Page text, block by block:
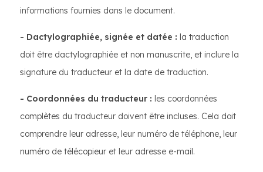
informations fournies dans le document.
- Dactylographiée, signée et datée : la traduction
doit être dactylographiée et non manuscrite, et inclure la
signature du traducteur et la date de traduction.
- Coordonnées du traducteur : les coordonnées
complètes du traducteur doivent être incluses. Cela doit
comprendre leur adresse, leur numéro de téléphone, leur
numéro de télécopieur et leur adresse e-mail.